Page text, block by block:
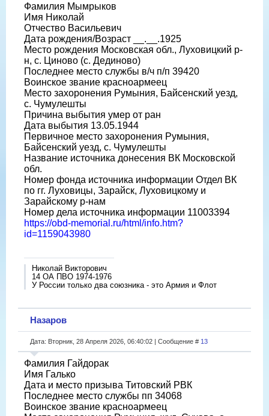
Фамилия Мымрыков
Имя Николай
Отчество Васильевич
Дата рождения/Возраст __.__.1925
Место рождения Московская обл., Луховицкий р-
н, с. Циново (с. Дединово)
Последнее место службы в/ч п/п 39420
Воинское звание красноармеец
Место захоронения Румыния, Байсенский уезд,
с. Чумулешты
Причина выбытия умер от ран
Дата выбытия 13.05.1944
Первичное место захоронения Румыния,
Байсенский уезд, с. Чумулешты
Название источника донесения ВК Московской
обл.
Номер фонда источника информации Отдел ВК
по гг. Луховицы, Зарайск, Луховицкому и
Зарайскому р-нам
Номер дела источника информации 11003394
https://obd-memorial.ru/html/info.htm?
id=1159043980
Николай Викторович
14 ОА ПВО 1974-1976
У России только два союзника - это Армия и Флот
Назаров
Дата: Вторник, 28 Апреля 2026, 06:40:02 | Сообщение # 13
Фамилия Гайдорак
Имя Галько
Дата и место призыва Титовский РВК
Последнее место службы пп 34068
Воинское звание красноармеец